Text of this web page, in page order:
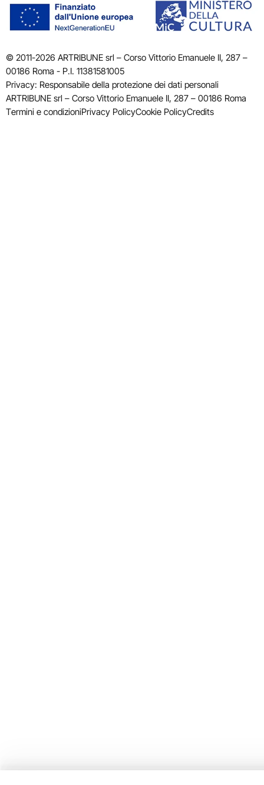
© 2011-2026 ARTRIBUNE srl – Corso Vittorio Emanuele II, 287 –
00186 Roma - P.I. 11381581005
Privacy: Responsabile della protezione dei dati personali
ARTRIBUNE srl – Corso Vittorio Emanuele II, 287 – 00186 Roma
Termini e condizioniPrivacy PolicyCookie PolicyCredits